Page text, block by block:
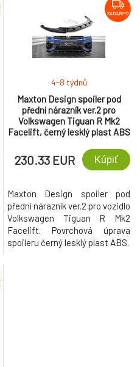
ZADARMO
Maxton Design spoiler pod
přední nárazník ver.2 pro
Volkswagen Tiguan R Mk2
Facelift, černý lesklý plast ABS
4-8 týdnů
230.33 EUR Kúpiť
Maxton Design spoiler pod
přední nárazník ver.2 pro vozidlo
Volkswagen Tiguan R Mk2
Facelift. Povrchová úprava
spoileru černý lesklý plast ABS.